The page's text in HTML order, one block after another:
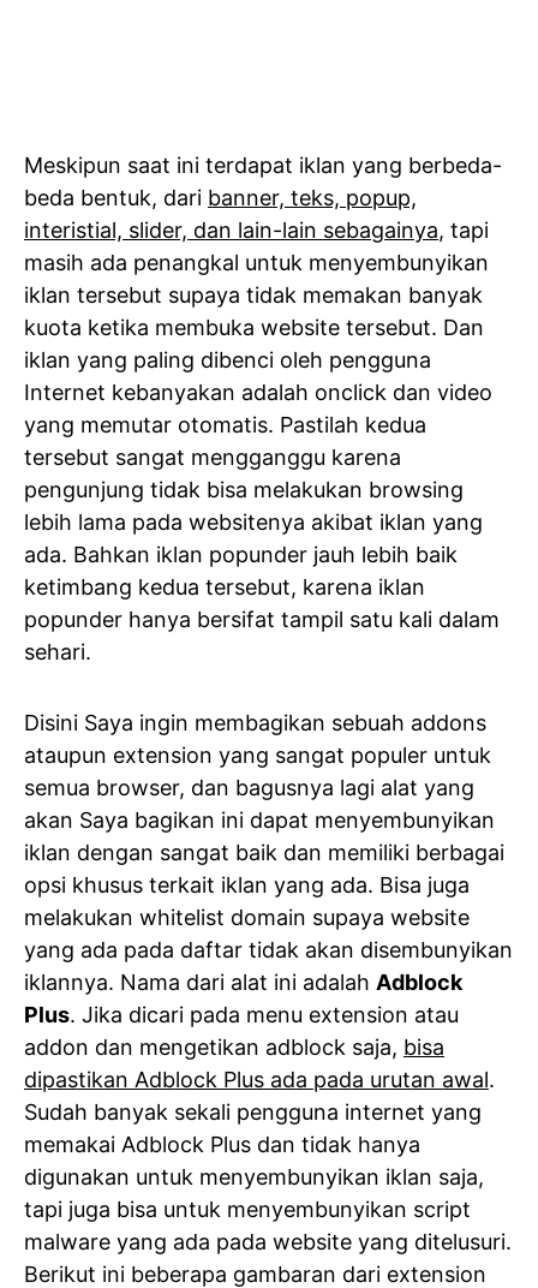
Meskipun saat ini terdapat iklan yang berbeda-
beda bentuk, dari banner, teks, popup,
interistial, slider, dan lain-lain sebagainya, tapi
masih ada penangkal untuk menyembunyikan
iklan tersebut supaya tidak memakan banyak
kuota ketika membuka website tersebut. Dan
iklan yang paling dibenci oleh pengguna
Internet kebanyakan adalah onclick dan video
yang memutar otomatis. Pastilah kedua
tersebut sangat mengganggu karena
pengunjung tidak bisa melakukan browsing
lebih lama pada websitenya akibat iklan yang
ada. Bahkan iklan popunder jauh lebih baik
ketimbang kedua tersebut, karena iklan
popunder hanya bersifat tampil satu kali dalam
sehari.
Disini Saya ingin membagikan sebuah addons
ataupun extension yang sangat populer untuk
semua browser, dan bagusnya lagi alat yang
akan Saya bagikan ini dapat menyembunyikan
iklan dengan sangat baik dan memiliki berbagai
opsi khusus terkait iklan yang ada. Bisa juga
melakukan whitelist domain supaya website
yang ada pada daftar tidak akan disembunyikan
iklannya. Nama dari alat ini adalah Adblock
Plus. Jika dicari pada menu extension atau
addon dan mengetikan adblock saja, bisa
dipastikan Adblock Plus ada pada urutan awal.
Sudah banyak sekali pengguna internet yang
memakai Adblock Plus dan tidak hanya
digunakan untuk menyembunyikan iklan saja,
tapi juga bisa untuk menyembunyikan script
malware yang ada pada website yang ditelusuri.
Berikut ini beberapa gambaran dari extension